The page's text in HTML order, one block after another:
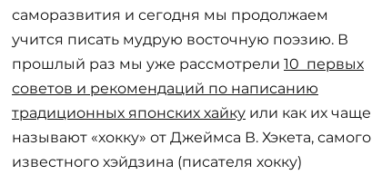
саморазвития и сегодня мы продолжаем
учится писать мудрую восточную поэзию. В
прошлый раз мы уже рассмотрели 10 первых
советов и рекомендаций по написанию
традиционных японских хайку или как их чаще
называют «хокку» от Джеймса В. Хэкета, самого
известного хэйдзина (писателя хокку)